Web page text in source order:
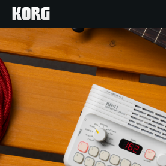
Ana Sayfa
Ürünler
Özellikler
Etkinlikler